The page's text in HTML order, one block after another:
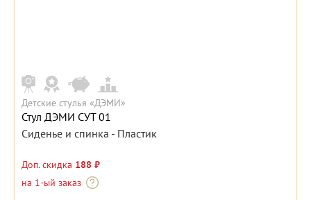
Детские стулья «ДЭМИ»
Стул ДЭМИ СУТ 01
Сиденье и спинка - Пластик
Доп. скидка 188 ₽
на 1-ый заказ